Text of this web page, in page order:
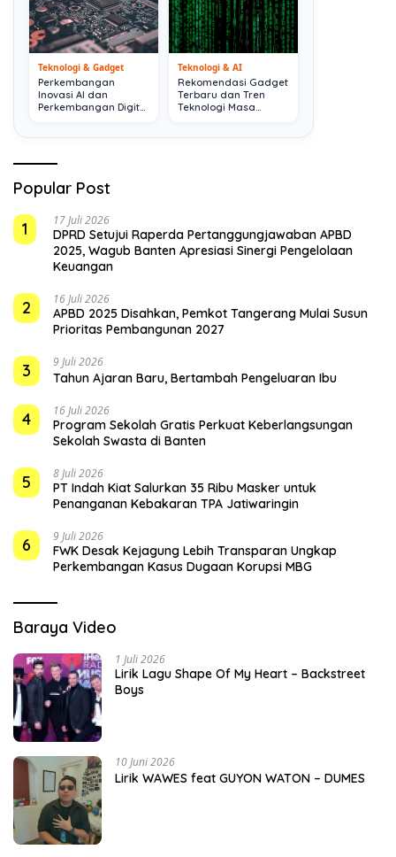
Teknologi & Gadget
Perkembangan
Inovasi AI dan
Perkembangan Digital
Teknologi & AI
Rekomendasi Gadget
Terbaru dan Tren
Teknologi Masa
Popular Post
1
17 Juli 2026
DPRD Setujui Raperda Pertanggungjawaban APBD
2025, Wagub Banten Apresiasi Sinergi Pengelolaan
Keuangan
2 16 Juli 2026
APBD 2025 Disahkan, Pemkot Tangerang Mulai Susun
Prioritas Pembangunan 2027
3 9 Juli 2026
Tahun Ajaran Baru, Bertambah Pengeluaran Ibu
4 16 Juli 2026
Program Sekolah Gratis Perkuat Keberlangsungan
Sekolah Swasta di Banten
5 8 Juli 2026
PT Indah Kiat Salurkan 35 Ribu Masker untuk
Penanganan Kebakaran TPA Jatiwaringin
6 9 Juli 2026
FWK Desak Kejagung Lebih Transparan Ungkap
Perkembangan Kasus Dugaan Korupsi MBG
Baraya Video
1 Juli 2026
Lirik Lagu Shape Of My Heart – Backstreet
Boys
10 Juni 2026
Lirik WAWES feat GUYON WATON – DUMES